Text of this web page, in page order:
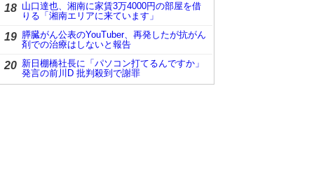
18 山口達也、湘南に家賃3万4000円の部屋を借
りる「湘南エリアに来ています」
19 膵臓がん公表のYouTuber、再発したが抗がん
剤での治療はしないと報告
20 新日棚橋社長に「パソコン打てるんですか」
発言の前川D 批判殺到で謝罪